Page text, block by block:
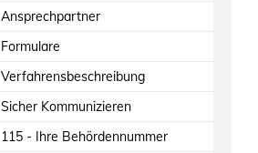
Ansprechpartner
Formulare
Verfahrensbeschreibung
Sicher Kommunizieren
115 - Ihre Behördennummer